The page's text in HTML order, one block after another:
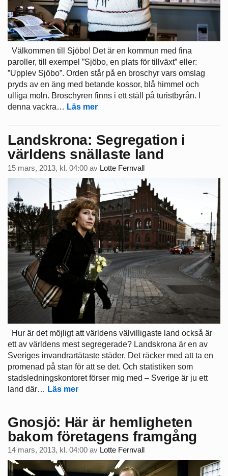
Välkommen till Sjöbo! Det är en kommun med fina
paroller, till exempel ”Sjöbo, en plats för tillväxt” eller:
”Upplev Sjöbo”. Orden står på en broschyr vars omslag
pryds av en äng med betande kossor, blå himmel och
ulliga moln. Broschyren finns i ett ställ på turistbyrån. I
denna vackra… Läs mer
Landskrona: Segregation i
världens snällaste land
15 mars, 2013, kl. 04:00 av Lotte Fernvall
Hur är det möjligt att världens välvilligaste land också är
ett av världens mest segregerade? Landskrona är en av
Sveriges invandrartätaste städer. Det räcker med att ta en
promenad på stan för att se det. Och statistiken som
stadsledningskontoret förser mig med – Sverige är ju ett
land där… Läs mer
Gnosjö: Här är hemligheten
bakom företagens framgång
14 mars, 2013, kl. 04:00 av Lotte Fernvall